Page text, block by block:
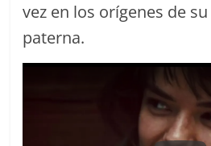
vez en los orígenes de
paterna.